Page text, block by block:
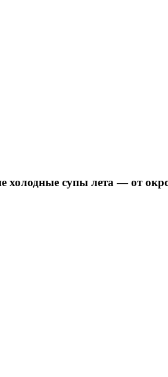
холодные супы лета — от